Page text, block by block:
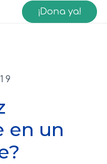
¡Dona ya!
en un